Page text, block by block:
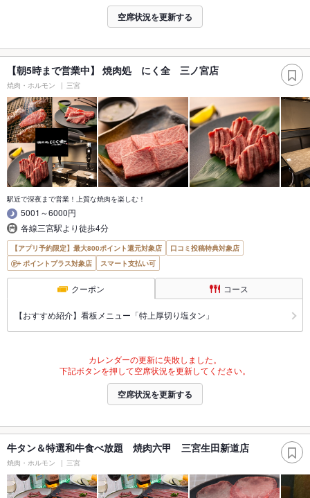
空席状況を更新する
【朝5時まで営業中】 焼肉処 にく全 三ノ宮店
焼肉・ホルモン 三宮
駅近で深夜まで営業！上質な焼肉を楽しむ！
5001～6000円
各線三宮駅より徒歩4分
【アプリ予約限定】最大800ポイント還元対象店
口コミ投稿特典対象店
ポイントプラス対象店
スマート支払い可
クーポン コース
【おすすめ紹介】看板メニュー「特上厚切り塩タン」
カレンダーの更新に失敗しました。
下記ボタンを押して空席状況を更新してください。
空席状況を更新する
牛タン＆特選和牛食べ放題 焼肉六甲 三宮生田新道店
焼肉・ホルモン 三宮